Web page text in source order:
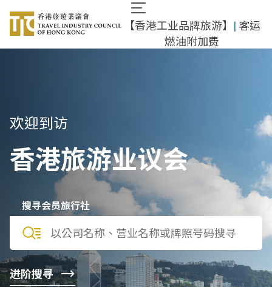
主
Main
navigation
【香港工业品牌旅游】 | 客运
燃油附加费
欢迎到访
香港旅游业议会
搜寻会员旅行社
进阶搜寻